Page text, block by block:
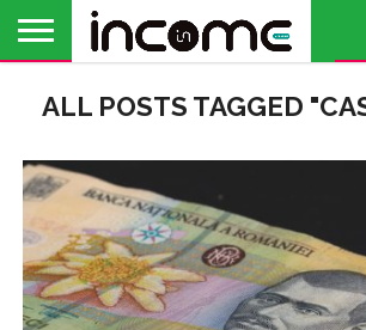
PROFIL DE
ANTREPRENOR
BUSINESS
ANALIZE
OPINII
FINANȚE
PERSONALE
TIMP
LIBER
ALL POSTS TAGGED